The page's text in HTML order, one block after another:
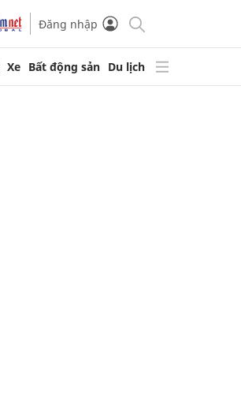
Đăng nhập
Xe Bất động sản Du lịch